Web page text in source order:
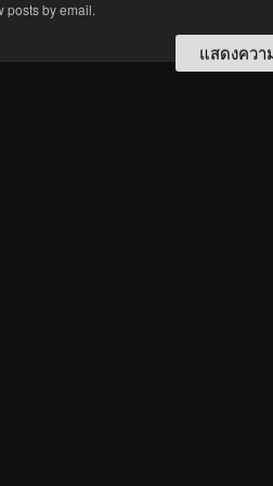
posts by email.